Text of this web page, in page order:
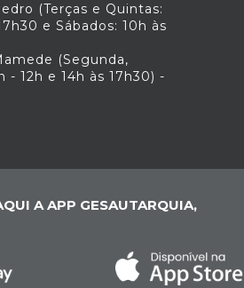
(Terças e Quintas:
e Sábados: 10h às
(Segunda,
- 12h e 14h às 17h30) -
A APP GESAUTARQUIA,